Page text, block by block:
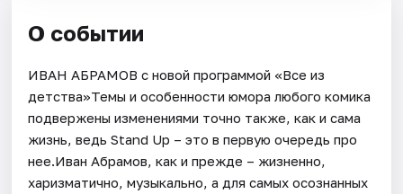
О событии
ИВАН АБРАМОВ с новой программой «Все из
детства»Темы и особенности юмора любого комика
подвержены изменениями точно также, как и сама
жизнь, ведь Stand Up – это в первую очередь про
нее.Иван Абрамов, как и прежде – жизненно,
харизматично, музыкально, а для самых осознанных